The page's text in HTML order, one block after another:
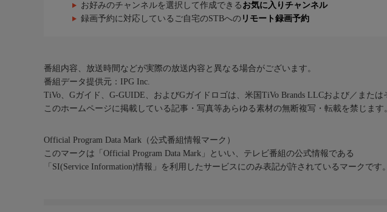
お好みのチャンネルを選択して作成できる お気に入りチャンネル
録画予約に対応しているご自宅のSTBへの リモート録画予約
番組内容、放送時間などが実際の放送内容と異なる場合がございます。
番組データ提供元：IPG Inc.
TiVo、Gガイド、G-GUIDE、およびGガイドロゴは、米国TiVo Brands LLCおよび／また
このホームページに掲載している記事・写真等あらゆる素材の無断複写・転載を禁じます
Official Program Data Mark（公式番組情報マーク）
このマークは「Official Program Data Mark」といい、テレビ番組の公式情報である
「SI(Service Information)情報」を利用したサービスにのみ表記が許されているマークです。